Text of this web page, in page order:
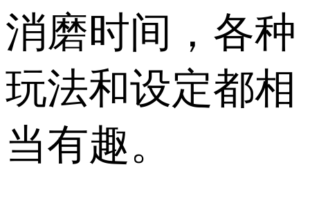
消磨时间，各种
玩法和设定都相
当有趣。